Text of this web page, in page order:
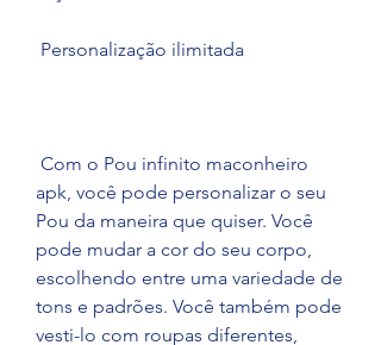
Personalização ilimitada
apk, você pode personalizar o seu
Pou da maneira que quiser. Você
pode mudar a cor do seu corpo,
escolhendo entre uma variedade de
tons e padrões. Você também pode
vesti-lo com roupas diferentes,